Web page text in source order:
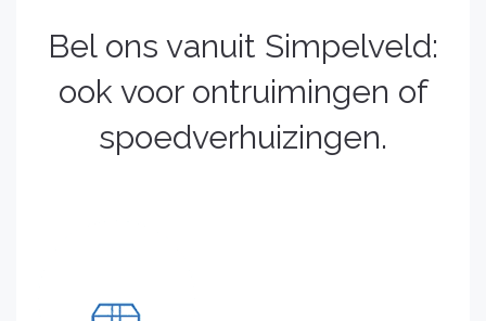
Bel ons vanuit Simpelveld:
ook voor ontruimingen of
spoedverhuizingen.